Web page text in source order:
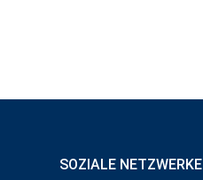
SOZIALE NETZWERKE